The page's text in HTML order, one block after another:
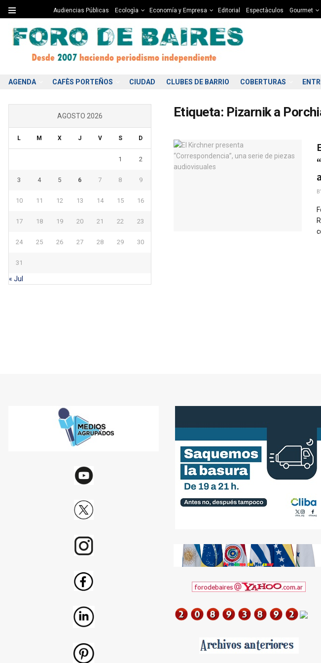
Audiencias Públicas Ecologìa Economía y Empresa Editorial Espectàculos Gourmet
AGENDA CAFÈS PORTEÑOS CIUDAD CLUBES DE BARRIO COBERTURAS
Etiqueta: Pizarnik a
AGOSTO 2026
L M X J V S D
1 2
3 4 5 6 7 8 9
10 11 12 13 14 15 16
17 18 19 20 21 22 23
24 25 26 27 28 29 30
31
« Jul